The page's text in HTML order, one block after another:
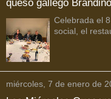
queso gallego
Celebrada el
social, el
miércoles, 7 de enero de